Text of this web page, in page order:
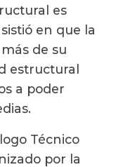
es
en que la
de su
estructural
a poder
Técnico
por la